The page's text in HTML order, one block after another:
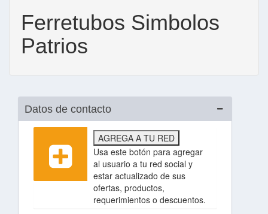
Ferretubos Simbolos
Patrios
Datos de contacto
AGREGA A TU RED
Usa este botón para agregar
al usuario a tu red social y
estar actualizado de sus
ofertas, productos,
requerimientos o descuentos.